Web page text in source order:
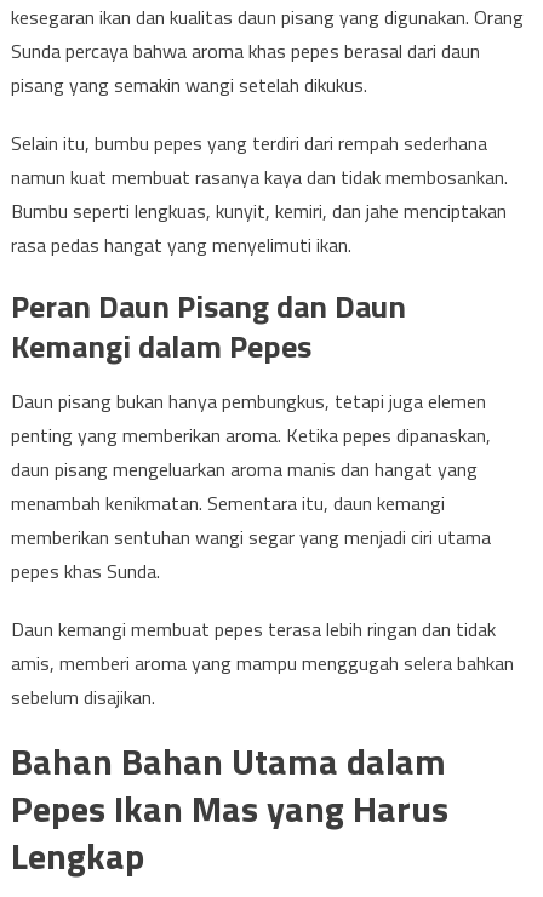
kesegaran ikan dan kualitas daun pisang yang digunakan. Orang
Sunda percaya bahwa aroma khas pepes berasal dari daun
pisang yang semakin wangi setelah dikukus.
Selain itu, bumbu pepes yang terdiri dari rempah sederhana
namun kuat membuat rasanya kaya dan tidak membosankan.
Bumbu seperti lengkuas, kunyit, kemiri, dan jahe menciptakan
rasa pedas hangat yang menyelimuti ikan.
Peran Daun Pisang dan Daun
Kemangi dalam Pepes
Daun pisang bukan hanya pembungkus, tetapi juga elemen
penting yang memberikan aroma. Ketika pepes dipanaskan,
daun pisang mengeluarkan aroma manis dan hangat yang
menambah kenikmatan. Sementara itu, daun kemangi
memberikan sentuhan wangi segar yang menjadi ciri utama
pepes khas Sunda.
Daun kemangi membuat pepes terasa lebih ringan dan tidak
amis, memberi aroma yang mampu menggugah selera bahkan
sebelum disajikan.
Bahan Bahan Utama dalam
Pepes Ikan Mas yang Harus
Lengkap